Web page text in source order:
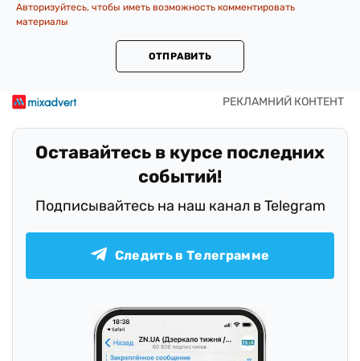
Авторизуйтесь, чтобы иметь возможность комментировать
материалы
ОТПРАВИТЬ
Оставайтесь в курсе последних
событий!
Подписывайтесь на наш канал в Telegram
Следить в Телеграмме